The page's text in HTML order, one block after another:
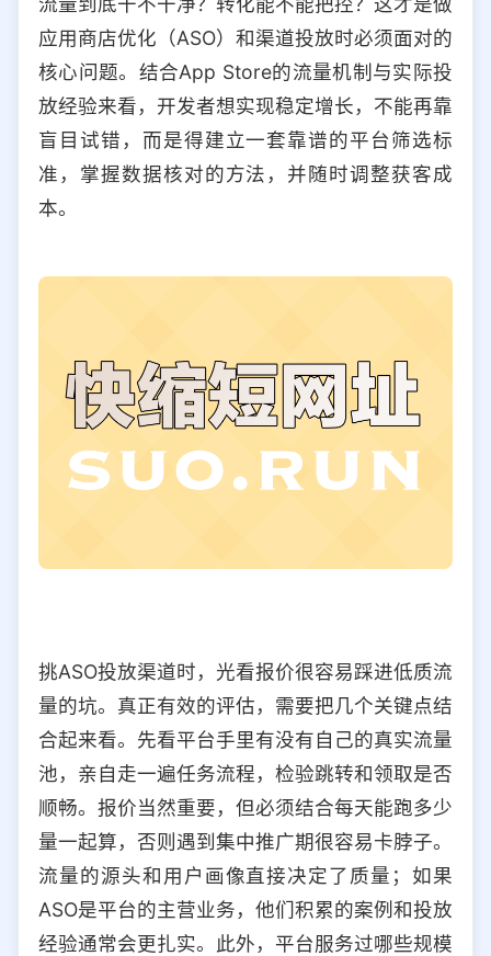
应用商店优化（ASO）和渠道投放时必须面对的
核心问题。结合App Store的流量机制与实际投
放经验来看，开发者想实现稳定增长，不能再靠
盲目试错，而是得建立一套靠谱的平台筛选标
准，掌握数据核对的方法，并随时调整获客成
本。
挑ASO投放渠道时，光看报价很容易踩进低质流
量的坑。真正有效的评估，需要把几个关键点结
合起来看。先看平台手里有没有自己的真实流量
池，亲自走一遍任务流程，检验跳转和领取是否
顺畅。报价当然重要，但必须结合每天能跑多少
量一起算，否则遇到集中推广期很容易卡脖子。
流量的源头和用户画像直接决定了质量；如果
ASO是平台的主营业务，他们积累的案例和投放
经验通常会更扎实。此外，平台服务过哪些规模